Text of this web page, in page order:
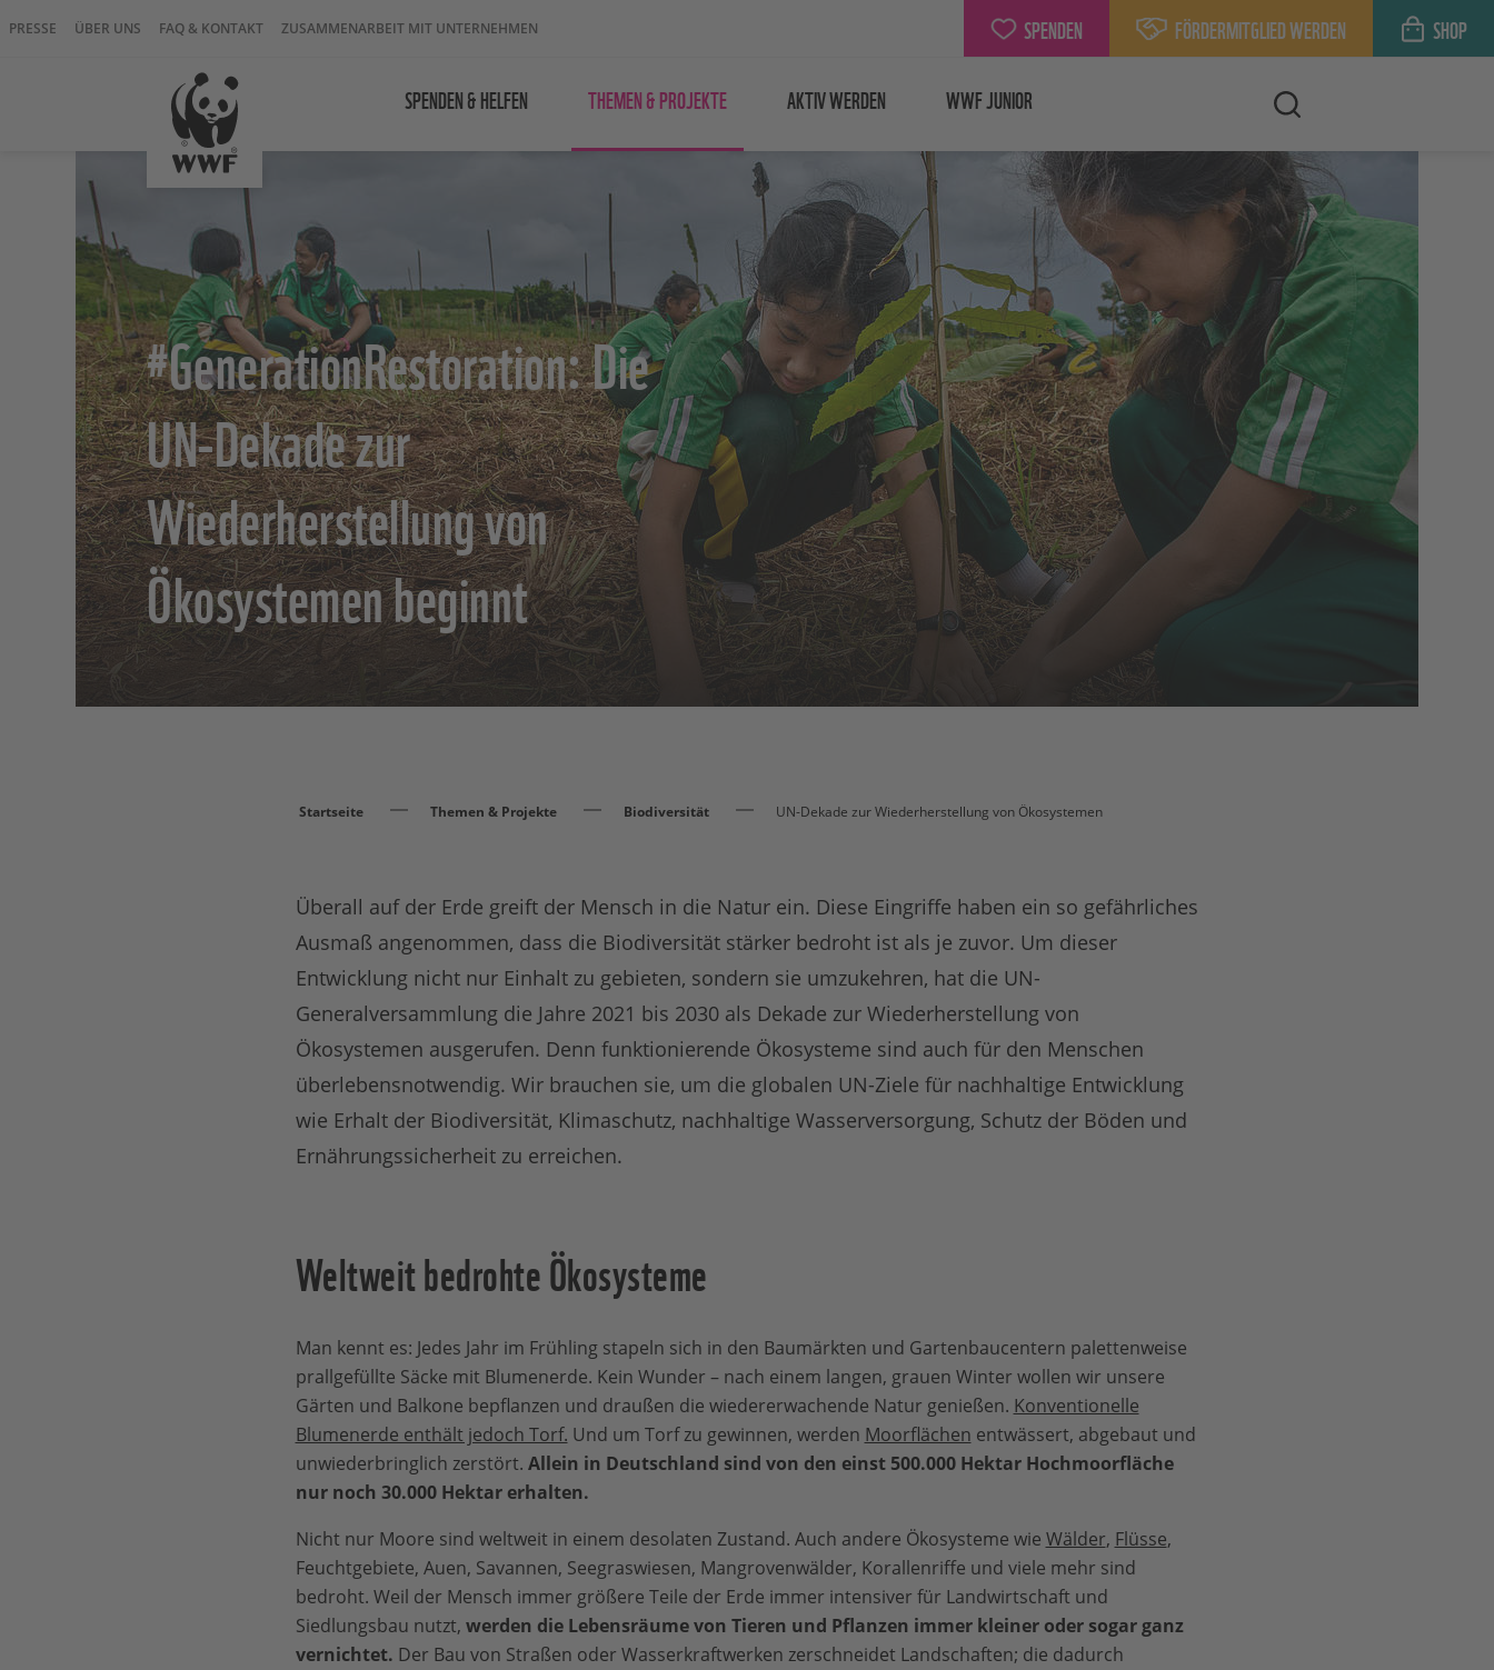
PRESSE ÜBER UNS FAQ & KONTAKT ZUSAMMENARBEIT MIT UNTERNEHMEN SPENDEN FÖRDERMITGLIED WERDEN SHOP
SPENDEN & HELFEN THEMEN & PROJEKTE AKTIV WERDEN WWF JUNIOR
#GenerationRestoration: Die
UN-Dekade zur
Wiederherstellung von
Ökosystemen beginnt
Startseite Themen & Projekte Biodiversität UN-Dekade zur Wiederherstellung von Ökosystemen
Überall auf der Erde greift der Mensch in die Natur ein. Diese Eingriffe haben ein so gefährliches
Ausmaß angenommen, dass die Biodiversität stärker bedroht ist als je zuvor. Um dieser
Entwicklung nicht nur Einhalt zu gebieten, sondern sie umzukehren, hat die UN-
Generalversammlung die Jahre 2021 bis 2030 als Dekade zur Wiederherstellung von
Ökosystemen ausgerufen. Denn funktionierende Ökosysteme sind auch für den Menschen
überlebensnotwendig. Wir brauchen sie, um die globalen UN-Ziele für nachhaltige Entwicklung
wie Erhalt der Biodiversität, Klimaschutz, nachhaltige Wasserversorgung, Schutz der Böden und
Ernährungssicherheit zu erreichen.
Weltweit bedrohte Ökosysteme
Man kennt es: Jedes Jahr im Frühling stapeln sich in den Baumärkten und Gartenbaucentern palettenweise
prallgefüllte Säcke mit Blumenerde. Kein Wunder – nach einem langen, grauen Winter wollen wir unsere
Gärten und Balkone bepflanzen und draußen die wiedererwachende Natur genießen. Konventionelle
Blumenerde enthält jedoch Torf. Und um Torf zu gewinnen, werden Moorflächen entwässert, abgebaut und
unwiederbringlich zerstört. Allein in Deutschland sind von den einst 500.000 Hektar Hochmoorfläche
nur noch 30.000 Hektar erhalten.
Nicht nur Moore sind weltweit in einem desolaten Zustand. Auch andere Ökosysteme wie Wälder, Flüsse,
Feuchtgebiete, Auen, Savannen, Seegraswiesen, Mangrovenwälder, Korallenriffe und viele mehr sind
bedroht. Weil der Mensch immer größere Teile der Erde immer intensiver für Landwirtschaft und
Siedlungsbau nutzt, werden die Lebensräume von Tieren und Pflanzen immer kleiner oder sogar ganz
vernichtet. Der Bau von Straßen oder Wasserkraftwerken zerschneidet Landschaften; die dadurch